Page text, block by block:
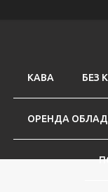
КАВА БЕЗ
ОРЕНДА